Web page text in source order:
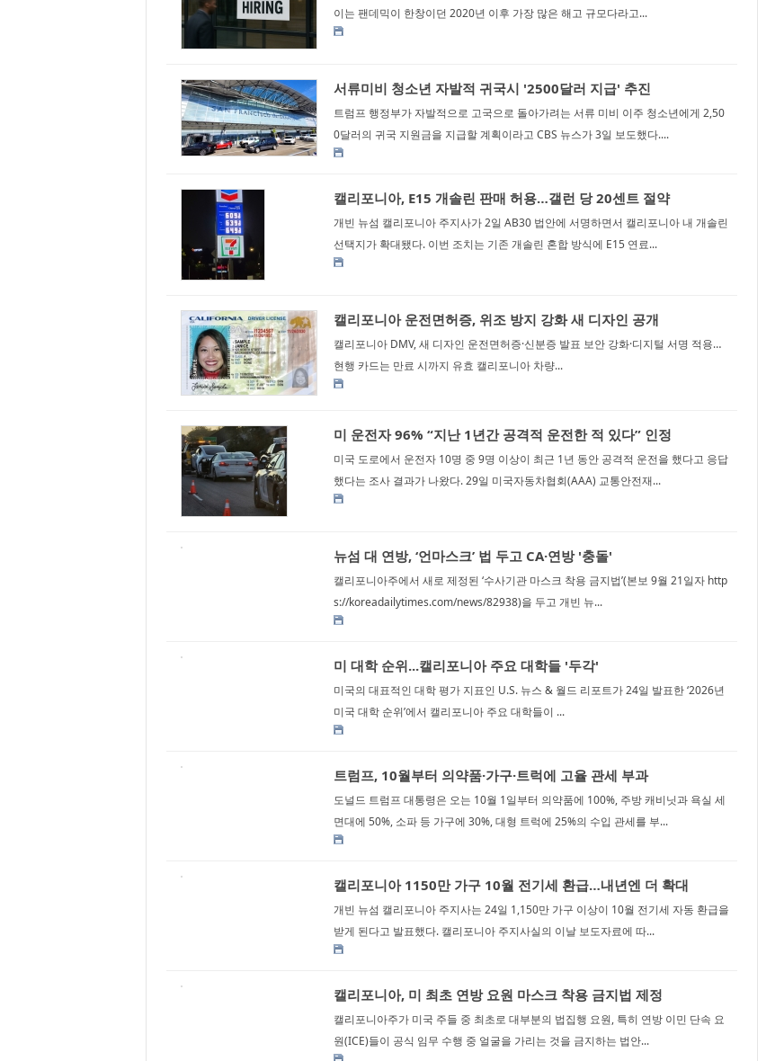
이는 팬데믹이 한창이던 2020년 이후 가장 많은 해고 규모다라고...
서류미비 청소년 자발적 귀국시 '2500달러 지급' 추진
트럼프 행정부가 자발적으로 고국으로 돌아가려는 서류 미비 이주 청소년에게 2,50
0달러의 귀국 지원금을 지급할 계획이라고 CBS 뉴스가 3일 보도했다....
캘리포니아, E15 개솔린 판매 허용…갤런 당 20센트 절약
개빈 뉴섬 캘리포니아 주지사가 2일 AB30 법안에 서명하면서 캘리포니아 내 개솔린
선택지가 확대됐다. 이번 조치는 기존 개솔린 혼합 방식에 E15 연료...
캘리포니아 운전면허증, 위조 방지 강화 새 디자인 공개
캘리포니아 DMV, 새 디자인 운전면허증·신분증 발표 보안 강화·디지털 서명 적용…
현행 카드는 만료 시까지 유효 캘리포니아 차량...
미 운전자 96% “지난 1년간 공격적 운전한 적 있다” 인정
미국 도로에서 운전자 10명 중 9명 이상이 최근 1년 동안 공격적 운전을 했다고 응답
했다는 조사 결과가 나왔다. 29일 미국자동차협회(AAA) 교통안전재...
뉴섬 대 연방, ‘언마스크’ 법 두고 CA·연방 '충돌'
캘리포니아주에서 새로 제정된 ‘수사기관 마스크 착용 금지법’(본보 9월 21일자 http
s://koreadailytimes.com/news/82938)을 두고 개빈 뉴...
미 대학 순위...캘리포니아 주요 대학들 '두각'
미국의 대표적인 대학 평가 지표인 U.S. 뉴스 & 월드 리포트가 24일 발표한 ‘2026년
미국 대학 순위’에서 캘리포니아 주요 대학들이 ...
트럼프, 10월부터 의약품·가구·트럭에 고율 관세 부과
도널드 트럼프 대통령은 오는 10월 1일부터 의약품에 100%, 주방 캐비닛과 욕실 세
면대에 50%, 소파 등 가구에 30%, 대형 트럭에 25%의 수입 관세를 부...
캘리포니아 1150만 가구 10월 전기세 환급…내년엔 더 확대
개빈 뉴섬 캘리포니아 주지사는 24일 1,150만 가구 이상이 10월 전기세 자동 환급을
받게 된다고 발표했다. 캘리포니아 주지사실의 이날 보도자료에 따...
캘리포니아, 미 최초 연방 요원 마스크 착용 금지법 제정
캘리포니아주가 미국 주들 중 최초로 대부분의 법집행 요원, 특히 연방 이민 단속 요
원(ICE)들이 공식 임무 수행 중 얼굴을 가리는 것을 금지하는 법안...